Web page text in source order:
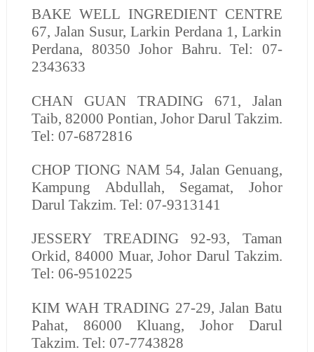
BAKE WELL INGREDIENT CENTRE
67, Jalan Susur, Larkin Perdana 1, Larkin
Perdana, 80350 Johor Bahru. Tel: 07-
2343633
CHAN GUAN TRADING 671, Jalan
Taib, 82000 Pontian, Johor Darul Takzim.
Tel: 07-6872816
CHOP TIONG NAM 54, Jalan Genuang,
Kampung Abdullah, Segamat, Johor
Darul Takzim. Tel: 07-9313141
JESSERY TREADING92-93, Taman
Orkid, 84000 Muar, Johor Darul Takzim.
Tel: 06-9510225
KIM WAH TRADING 27-29, Jalan Batu
Pahat, 86000 Kluang, Johor Darul
Takzim. Tel: 07-7743828